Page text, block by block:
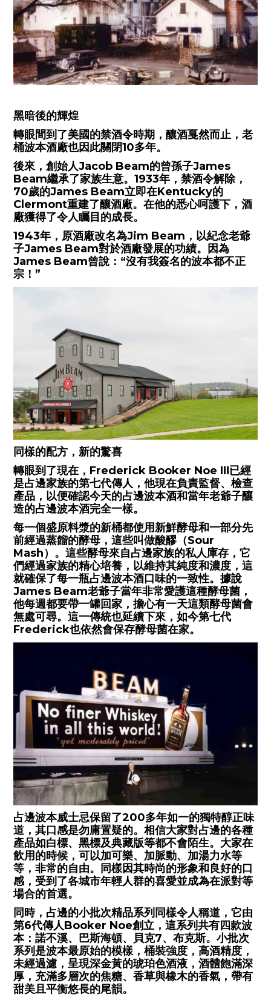
黑暗後的輝煌
轉眼間到了美國的禁酒令時期，釀酒戛然而止，老
桶波本酒廠也因此關閉10多年。
後來，創始人Jacob Beam的曾孫子James
Beam繼承了家族生意。1933年，禁酒令解除，
70歲的James Beam立即在Kentucky的
Clermont重建了釀酒廠。在他的悉心呵護下，酒
廠獲得了令人矚目的成長。
1943年，原酒廠改名為Jim Beam，以紀念老爺
子James Beam對於酒廠發展的功績。因為
James Beam曾說：“沒有我簽名的波本都不正
宗！”
同樣的配方，新的驚喜
轉眼到了現在，Frederick Booker Noe Ⅲ已經
是占邊家族的第七代傳人，他現在負責監督、檢查
產品，以便確認今天的占邊波本酒和當年老爺子釀
造的占邊波本酒完全一樣。
每一個盛原料漿的新桶都使用新鮮酵母和一部分先
前經過蒸餾的酵母，這些叫做酸醪（Sour
Mash）。這些酵母來自占邊家族的私人庫存，它
們經過家族的精心培養，以維持其純度和濃度，這
就確保了每一瓶占邊波本酒口味的一致性。據說
James Beam老爺子當年非常愛護這種酵母菌，
他每週都要帶一罐回家，擔心有一天這類酵母菌會
無處可尋。這一傳統也延續下來，如今第七代
Frederick也依然會保存酵母菌在家。
占邊波本威士忌保留了200多年如一的獨特醇正味
道，其口感是勿庸置疑的。相信大家對占邊的各種
產品如白標、黑標及典藏版等都不會陌生。大家在
飲用的時候，可以加可樂、加脈動、加湯力水等
等，非常的自由。同樣因其時尚的形象和良好的口
感，受到了各城市年輕人群的喜愛並成為在派對等
場合的首選。
同時，占邊的小批次精品系列同樣令人稱道，它由
第6代傳人Booker Noe創立，這系列共有四款波
本：諾不溪、巴斯海頓、貝克7、布克斯。小批次
系列是波本最原始的模樣，桶裝強度，高酒精度，
未經過濾，呈現深金黃的琥珀色酒液，酒體飽滿深
厚，充滿多層次的焦糖、香草與橡木的香氣，帶有
甜美且平衡悠長的尾韻。